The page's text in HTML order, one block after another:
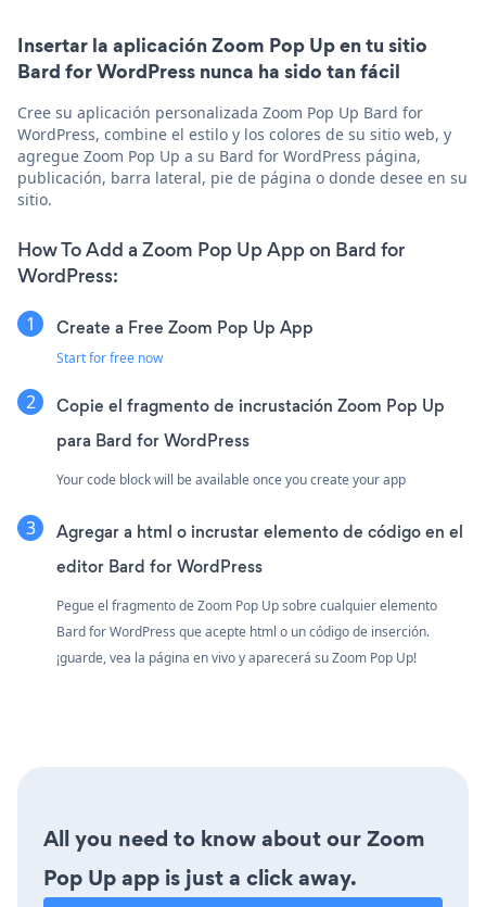
Insertar la aplicación Zoom Pop Up en tu sitio
Bard for WordPress nunca ha sido tan fácil
Cree su aplicación personalizada Zoom Pop Up Bard for
WordPress, combine el estilo y los colores de su sitio web, y
agregue Zoom Pop Up a su Bard for WordPress página,
publicación, barra lateral, pie de página o donde desee en su
sitio.
How To Add a Zoom Pop Up App on Bard for
WordPress:
Create a Free Zoom Pop Up App
Start for free now
Copie el fragmento de incrustación Zoom Pop Up
para Bard for WordPress
Your code block will be available once you create your app
Agregar a html o incrustar elemento de código en el
editor Bard for WordPress
Pegue el fragmento de Zoom Pop Up sobre cualquier elemento
Bard for WordPress que acepte html o un código de inserción.
¡guarde, vea la página en vivo y aparecerá su Zoom Pop Up!
All you need to know about our Zoom
Pop Up app is just a click away.